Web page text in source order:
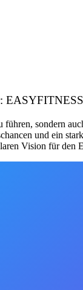
sondern
und ein
Vision für den